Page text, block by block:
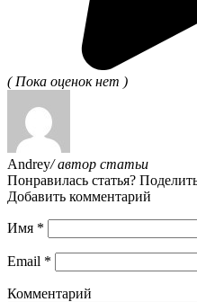
( Пока оценок нет )
Andrey/ автор статьи
Понравилась статья?
Добавить комментарий
Имя *
Email *
Комментарий